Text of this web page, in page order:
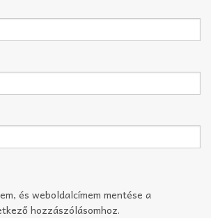
és weboldalcímem mentése a
hozzászólásomhoz.